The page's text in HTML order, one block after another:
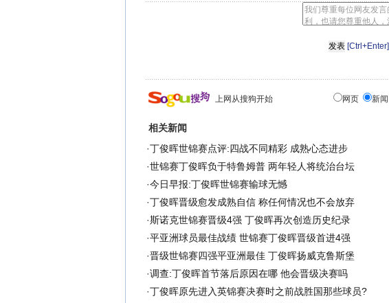
[Ctrl+Enter]
上网从搜狗开始 网页 新闻
相关新闻
·丁俊晖世锦赛点评:四战不同精彩 成熟心态进步
·世锦赛丁俊晖负于特鲁姆普 两年轻人将统治台坛
·今日早报:丁俊晖世锦赛输球无憾
·丁俊晖晋级愈发成熟自信 称任何情况也不会放弃
·斯诺克世锦赛晋级4强 丁俊晖再次创造历史纪录
·平亚洲球员最佳战绩 世锦赛丁俊晖晋级首进4强
·晋级世锦赛四强平亚洲最佳 丁俊晖扬威克鲁斯堡
·调查:丁俊晖首节落后原因在哪 他会晋级决赛吗
·丁俊晖原先进入英锦赛决赛时之前战胜国那些球员?